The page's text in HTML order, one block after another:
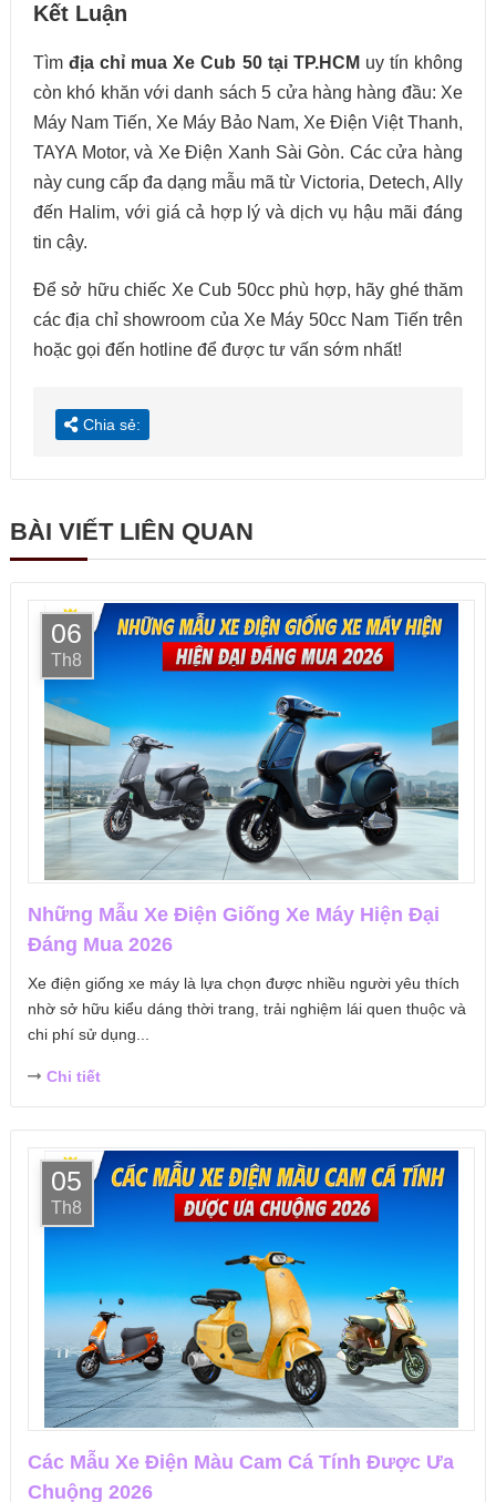
Kết Luận
Tìmđịa chỉ mua Xe Cub 50 tại TP.HCM uy tín không
còn khó khăn với danh sách 5 cửa hàng hàng đầu: Xe
Máy Nam Tiến, Xe Máy Bảo Nam, Xe Điện Việt Thanh,
TAYA Motor, và Xe Điện Xanh Sài Gòn. Các cửa hàng
này cung cấp đa dạng mẫu mã từ Victoria, Detech, Ally
đến Halim, với giá cả hợp lý và dịch vụ hậu mãi đáng
tin cậy.
Để sở hữu chiếc Xe Cub 50cc phù hợp, hãy ghé thăm
các địa chỉ showroom của Xe Máy 50cc Nam Tiến trên
hoặc gọi đến hotline để được tư vấn sớm nhất!
Chia sẻ:
BÀI VIẾT LIÊN QUAN
06
Th8
Những Mẫu Xe Điện Giống Xe Máy Hiện Đại
Đáng Mua 2026
Xe điện giống xe máy là lựa chọn được nhiều người yêu thích
nhờ sở hữu kiểu dáng thời trang, trải nghiệm lái quen thuộc và
chi phí sử dụng...
Chi tiết
05
Th8
Các Mẫu Xe Điện Màu Cam Cá Tính Được Ưa
Chuộng 2026